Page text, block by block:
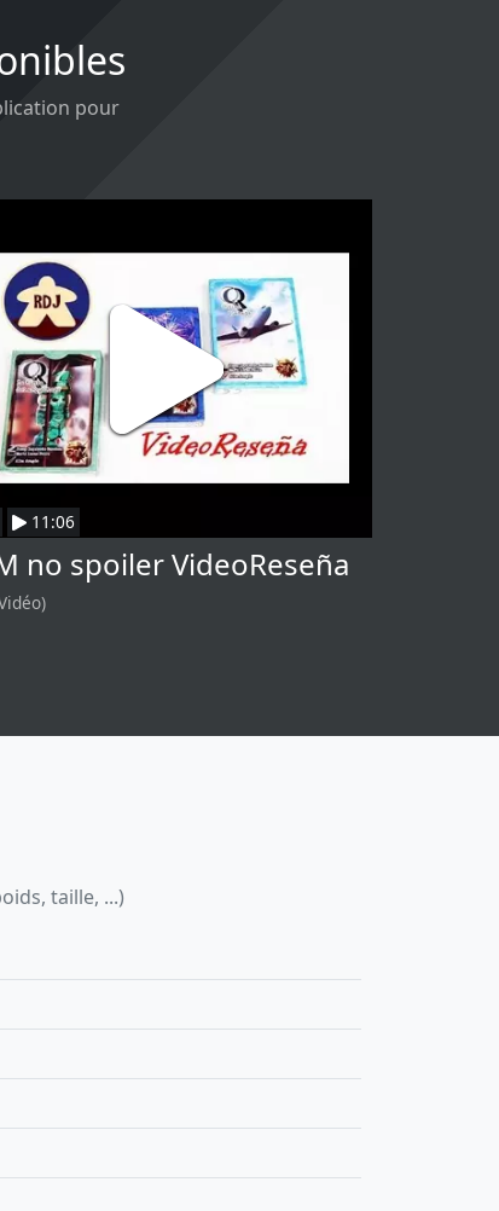
pour
11:06
no spoiler VideoReseña
taille, ...)